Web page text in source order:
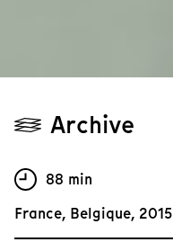
Archive
88 min
France, Belgique, 2015